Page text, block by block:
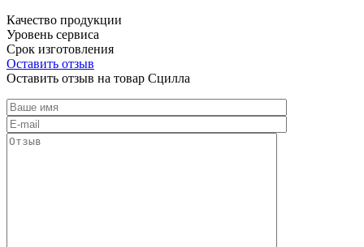
Качество продукции
Уровень сервиса
Срок изготовления
Оставить отзыв
Оставить отзыв на товар Сцилла